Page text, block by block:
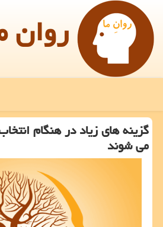
روان
گزینه های زیاد در هنگام
می شوند